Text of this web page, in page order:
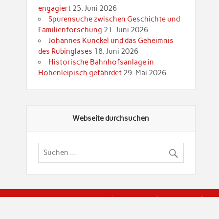
engagiert 25. Juni 2026
Spurensuche zwischen Geschichte und
Familienforschung 21. Juni 2026
Johannes Kunckel und das Geheimnis
des Rubinglases 18. Juni 2026
Historische Bahnhofsanlage in
Hohenleipisch gefährdet 29. Mai 2026
Webseite durchsuchen
© Brandenburgische Genealogische Gesellschaft (BGG)